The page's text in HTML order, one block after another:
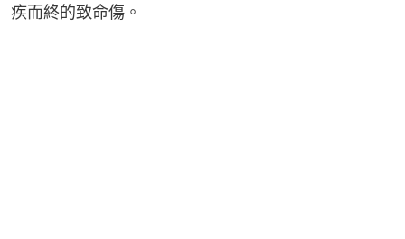
疾而終的致命傷。